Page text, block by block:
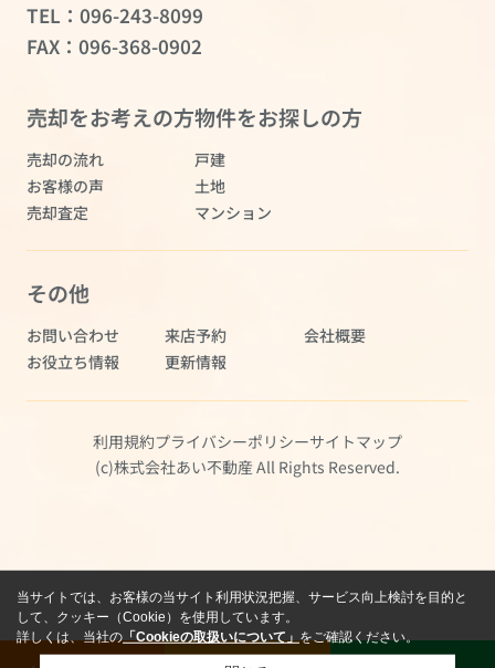
TEL： 096-243-8099
FAX：096-368-0902
売却をお考えの方
売却の流れ
お客様の声
売却査定
物件をお探しの方
戸建
土地
マンション
その他
お問い合わせ 来店予約
会社概要
お役立ち情報
更新情報
利用規約プライバシーポリシーサイトマップ
(c)株式会社あい不動産 All Rights Reserved.
当サイトでは、お客様の当サイト利用状況把握、サービス向上検討を目的と
して、クッキー（Cookie）を使用しています。
詳しくは、当社の「Cookieの取扱いについて」をご確認ください。